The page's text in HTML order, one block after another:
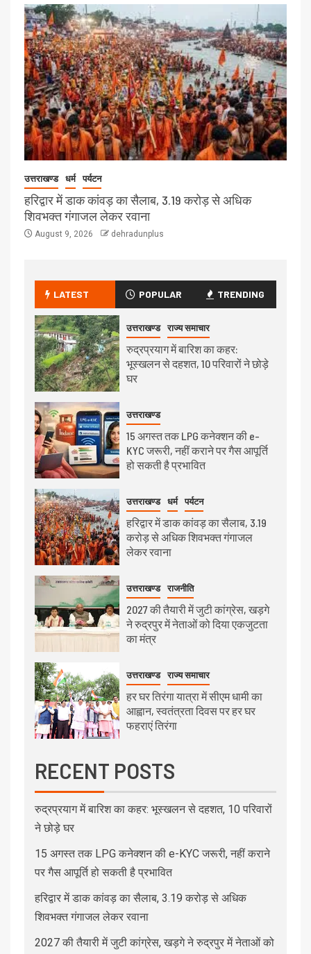
उत्तराखण्ड धर्म पर्यटन
हरिद्वार में डाक कांवड़ का सैलाब, 3.19 करोड़ से अधिक
शिवभक्त गंगाजल लेकर रवाना
August 9, 2026 dehradunplus
LATEST POPULAR TRENDING
उत्तराखण्ड राज्य समाचार
रुद्रप्रयाग में बारिश का कहर:
भूस्खलन से दहशत, 10 परिवारों ने छोड़े
घर
उत्तराखण्ड
15 अगस्त तक LPG कनेक्शन की e-
KYC जरूरी, नहीं कराने पर गैस आपूर्ति
हो सकती है प्रभावित
उत्तराखण्ड धर्म पर्यटन
हरिद्वार में डाक कांवड़ का सैलाब, 3.19
करोड़ से अधिक शिवभक्त गंगाजल
लेकर रवाना
उत्तराखण्ड राजनीति
2027 की तैयारी में जुटी कांग्रेस, खड़गे
ने रुद्रपुर में नेताओं को दिया एकजुटता
का मंत्र
उत्तराखण्ड राज्य समाचार
हर घर तिरंगा यात्रा में सीएम धामी का
आह्वान, स्वतंत्रता दिवस पर हर घर
फहराएं तिरंगा
RECENT POSTS
रुद्रप्रयाग में बारिश का कहर: भूस्खलन से दहशत, 10 परिवारों
ने छोड़े घर
15 अगस्त तक LPG कनेक्शन की e-KYC जरूरी, नहीं कराने
पर गैस आपूर्ति हो सकती है प्रभावित
हरिद्वार में डाक कांवड़ का सैलाब, 3.19 करोड़ से अधिक
शिवभक्त गंगाजल लेकर रवाना
2027 की तैयारी में जुटी कांग्रेस, खड़गे ने रुद्रपुर में नेताओं को